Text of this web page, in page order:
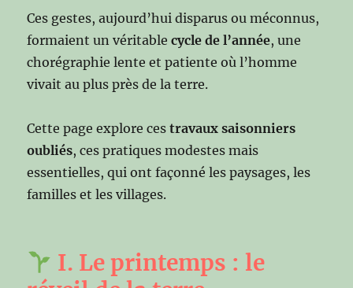
Ces gestes, aujourd’hui disparus ou méconnus,
formaient un véritablecycle de l’année, une
chorégraphie lente et patiente où l’homme
vivait au plus près de la terre.
Cette page explore cestravaux saisonniers
oubliés, ces pratiques modestes mais
essentielles, qui ont façonné les paysages, les
familles et les villages.
I. Le printemps : le